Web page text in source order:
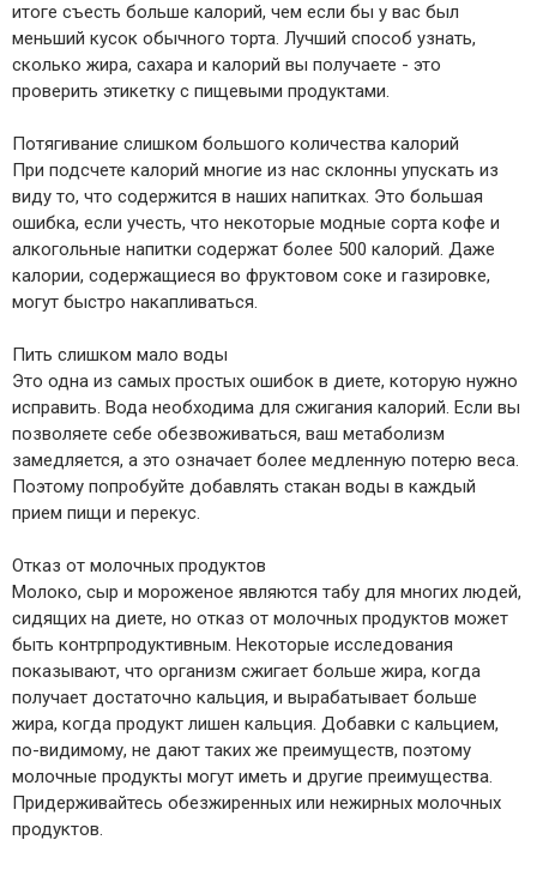
итоге съесть больше калорий, чем если бы у вас был
меньший кусок обычного торта. Лучший способ узнать,
сколько жира, сахара и калорий вы получаете - это
проверить этикетку с пищевыми продуктами.
Потягивание слишком большого количества калорий
При подсчете калорий многие из нас склонны упускать из
виду то, что содержится в наших напитках. Это большая
ошибка, если учесть, что некоторые модные сорта кофе и
алкогольные напитки содержат более 500 калорий. Даже
калории, содержащиеся во фруктовом соке и газировке,
могут быстро накапливаться.
Пить слишком мало воды
Это одна из самых простых ошибок в диете, которую нужно
исправить. Вода необходима для сжигания калорий. Если вы
позволяете себе обезвоживаться, ваш метаболизм
замедляется, а это означает более медленную потерю веса.
Поэтому попробуйте добавлять стакан воды в каждый
прием пищи и перекус.
Отказ от молочных продуктов
Молоко, сыр и мороженое являются табу для многих людей,
сидящих на диете, но отказ от молочных продуктов может
быть контрпродуктивным. Некоторые исследования
показывают, что организм сжигает больше жира, когда
получает достаточно кальция, и вырабатывает больше
жира, когда продукт лишен кальция. Добавки с кальцием,
по-видимому, не дают таких же преимуществ, поэтому
молочные продукты могут иметь и другие преимущества.
Придерживайтесь обезжиренных или нежирных молочных
продуктов.